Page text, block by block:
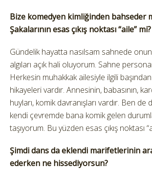
Bize komedyen kimliğinden bahseder
Şakalarının esas çıkış noktası “aile”
Gündelik hayatta nasılsam sahnede
algıları açık hali oluyorum. Sahne
Herkesin muhakkak ailesiyle ilgili
hikayeleri vardır. Annesinin, babasının,
huyları, komik davranışları vardır. Ben
kendi çevremde bana komik gelen
taşıyorum. Bu yüzden esas çıkış noktası
Şimdi dans da eklendi marifetlerinin
ederken ne hissediyorsun?